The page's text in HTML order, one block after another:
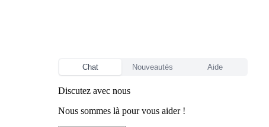
Chat Nouveautés Aide
Discutez avec nous
Nous sommes là pour vous aider !